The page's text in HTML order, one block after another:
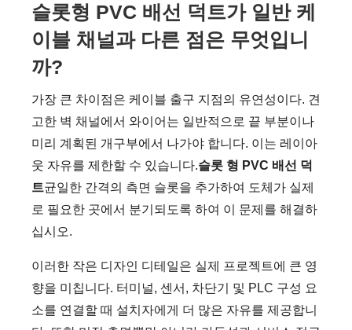
슬롯형 PVC 배선 덕트가 일반 케
이블 채널과 다른 점은 무엇입니
까?
가장 큰 차이점은 케이블 출구 지점의 유연성이다. 견
고한 벽 채널에서 와이어는 일반적으로 끝 부분이나
미리 계획된 개구부에서 나가야 합니다. 이는 레이아
웃 자유를 제한할 수 있습니다.슬롯 형 PVC 배선 덕
트균일한 간격의 측면 슬롯을 추가하여 도체가 실제
로 필요한 곳에서 분기되도록 하여 이 문제를 해결하
십시오.
이러한 작은 디자인 디테일은 실제 프로젝트에 큰 영
향을 미칩니다. 터미널, 센서, 차단기 및 PLC 구성 요
소를 연결할 때 설치자에게 더 많은 자유를 제공합니